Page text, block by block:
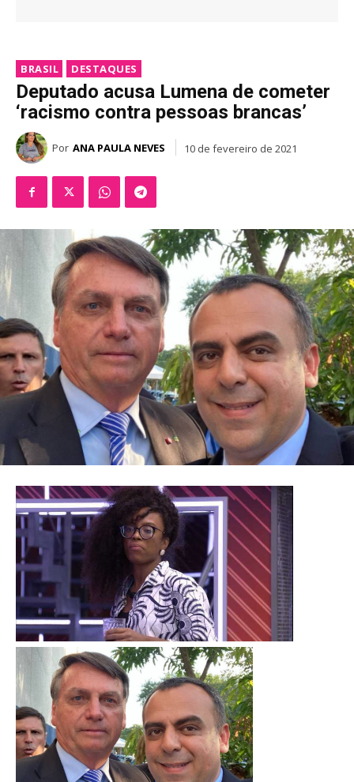
BRASIL DESTAQUES
Deputado acusa Lumena de cometer
‘racismo contra pessoas brancas’
Por ANA PAULA NEVES 10 de fevereiro de 2021